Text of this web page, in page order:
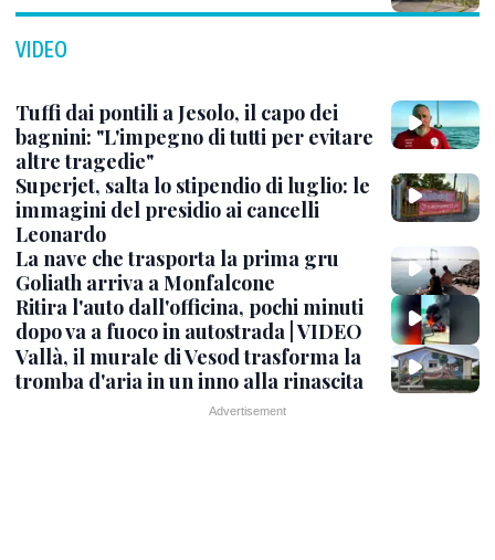
VIDEO
Tuffi dai pontili a Jesolo, il capo dei
bagnini: "L'impegno di tutti per evitare
altre tragedie"
Superjet, salta lo stipendio di luglio: le
immagini del presidio ai cancelli
Leonardo
La nave che trasporta la prima gru
Goliath arriva a Monfalcone
Ritira l'auto dall'officina, pochi minuti
dopo va a fuoco in autostrada | VIDEO
Vallà, il murale di Vesod trasforma la
tromba d'aria in un inno alla rinascita